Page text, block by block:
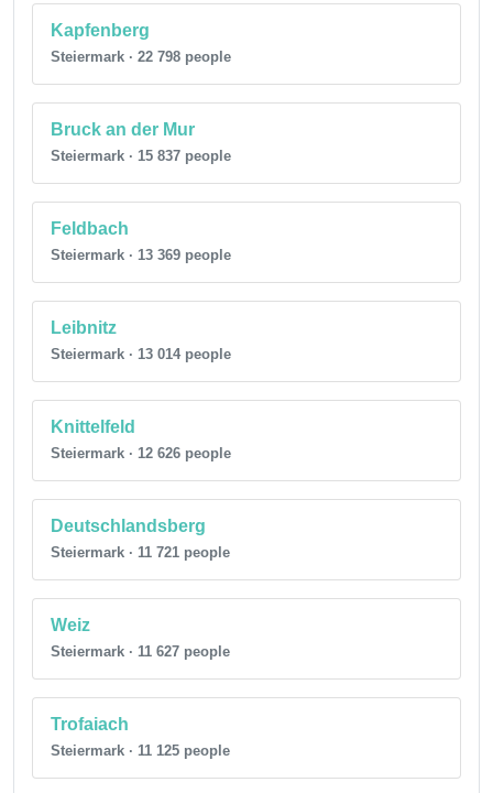
Kapfenberg
Steiermark · 22 798 people
Bruck an der Mur
Steiermark · 15 837 people
Feldbach
Steiermark · 13 369 people
Leibnitz
Steiermark · 13 014 people
Knittelfeld
Steiermark · 12 626 people
Deutschlandsberg
Steiermark · 11 721 people
Weiz
Steiermark · 11 627 people
Trofaiach
Steiermark · 11 125 people